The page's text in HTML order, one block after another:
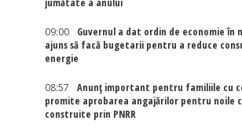
jumătate a anului
09:00
Guvernul a dat ordin de economie în
ajuns să facă bugetarii pentru a reduce
energie
08:57
Anunț important pentru familiile cu
promite aprobarea angajărilor pentru noile
construite prin PNRR